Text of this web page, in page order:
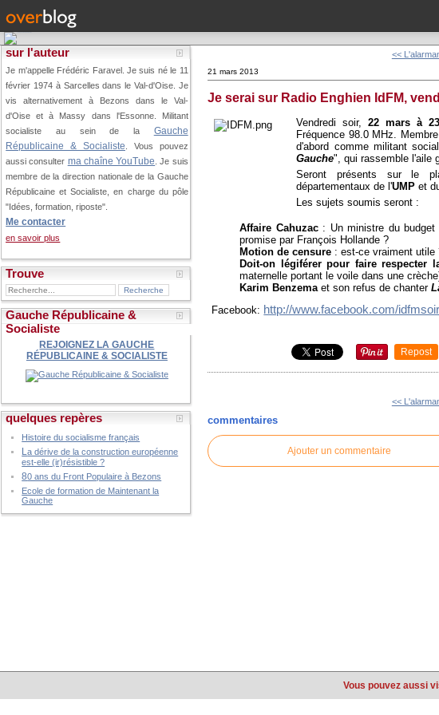
sur l'auteur
Je m'appelle Frédéric Faravel. Je suis né le 11
février 1974 à Sarcelles dans le Val-d'Oise. Je
vis alternativement à Bezons dans le Val-
d'Oise et à Massy dans l'Essonne. Militant
socialiste au sein de la Gauche
Républicaine & Socialiste . Vous pouvez
aussi consulter ma chaîne YouTube . Je suis
membre de la direction nationale de la Gauche
Républicaine et Socialiste, en charge du pôle
"Idées, formation, riposte".
Me contacter
en savoir plus
Trouve
Gauche Républicaine &
Socialiste
REJOIGNEZ LA GAUCHE
RÉPUBLICAINE & SOCIALISTE
quelques repères
Histoire du socialisme français
La dérive de la construction européenne
est-elle (ir)résistible ?
80 ans du Front Populaire à Bezons
Ecole de formation de Maintenant la
Gauche
<<
21 mars 2013
Je serai sur Radio Enghien IdFM,
Vendredi soir,22 mars à
Fréquence 98.0 MHz.
d'abord comme militant
Gauche", qui rassemble l'aile
Seront présents sur le
départementaux de l'UMP et
Les sujets soumis seront :
Affaire Cahuzac: Un ministre du budget
promise par François Hollande ?
Motion de censure : est-ce vraiment utile
Doit-on légiférer pour faire respecter
maternelle portant le voile dans une
Karim Benzema et son refus de chanter
Facebook: http://www.facebook.com/idfmsoir
Repost
<<
commentaires
Ajouter un commentaire
Vous pouvez aussi